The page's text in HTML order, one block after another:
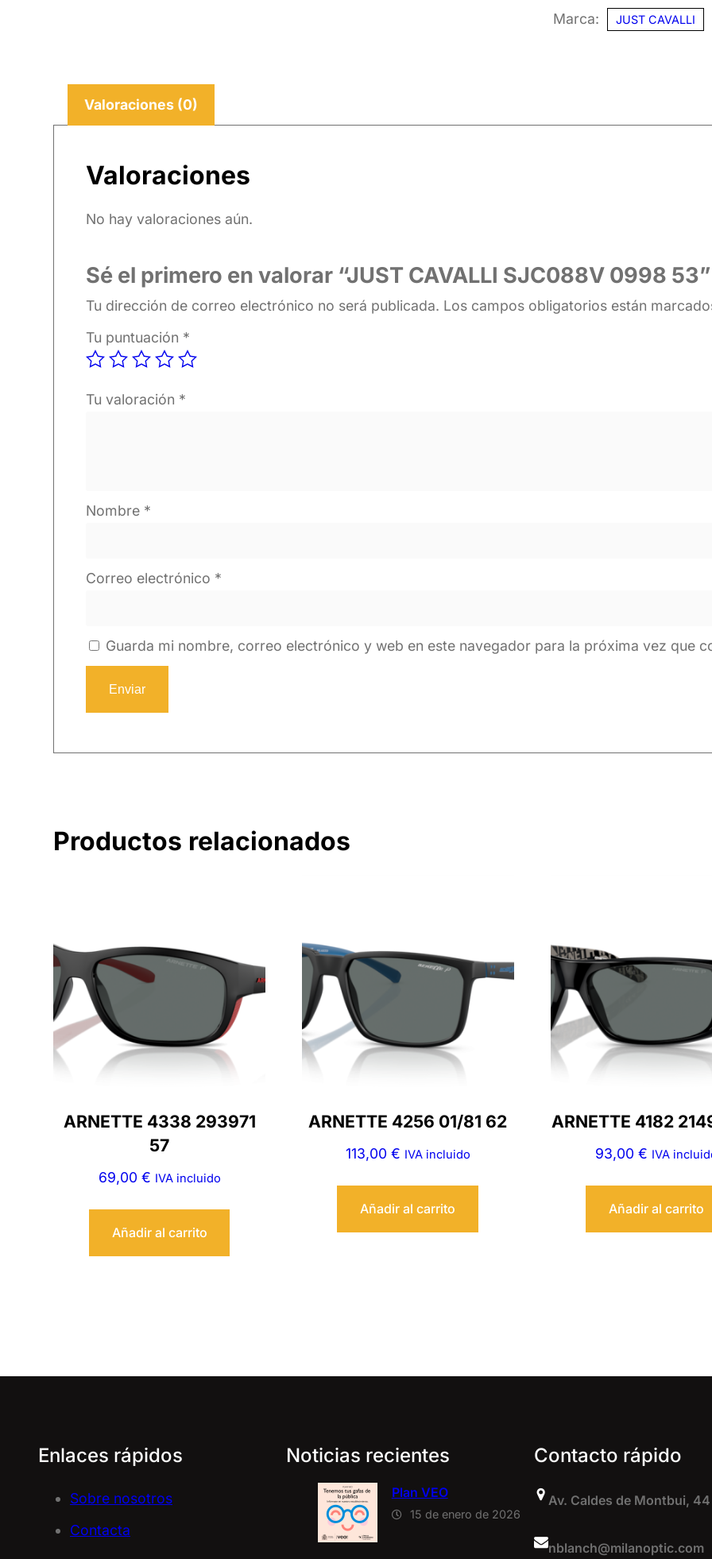
Marca: JUST CAVALLI
Valoraciones (0)
Valoraciones
No hay valoraciones aún.
Sé el primero en valorar “JUST CAVALLI SJC088V 0998 53”
Tu dirección de correo electrónico no será publicada. Los campos obligatorios están
Tu puntuación *
Tu valoración *
Nombre *
Correo electrónico *
Guarda mi nombre, correo electrónico y web en este navegador para la próxima vez que
Productos relacionados
ARNETTE 4338 293971
57
69,00 € IVA incluido
Añadir al carrito
ARNETTE 4256 01/81 62
113,00 € IVA incluido
Añadir al carrito
ARNETTE 4182
93,00 € IVA
Añadir al carrito
Enlaces rápidos
Sobre nosotros
Contacta
Noticias recientes
Plan VEO
15 de enero de 2026
Contacto rápido
Av. Caldes de Montbui, 44
nblanch@milanoptic.com